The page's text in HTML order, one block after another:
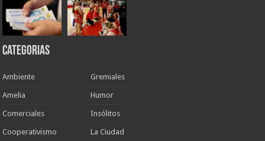
Categorias
Ambiente
Amelia
Comerciales
Cooperativismo
Gremiales
Humor
Insólitos
La Ciudad